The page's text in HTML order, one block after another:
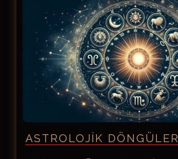
ASTROLOJIK DÖNGÜLER